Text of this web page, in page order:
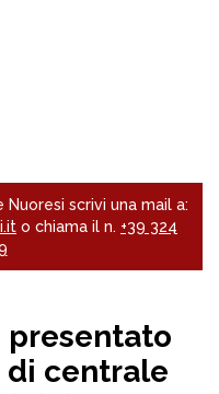
scrivi una mail a:
o chiama il n. +39 324
presentato
centrale